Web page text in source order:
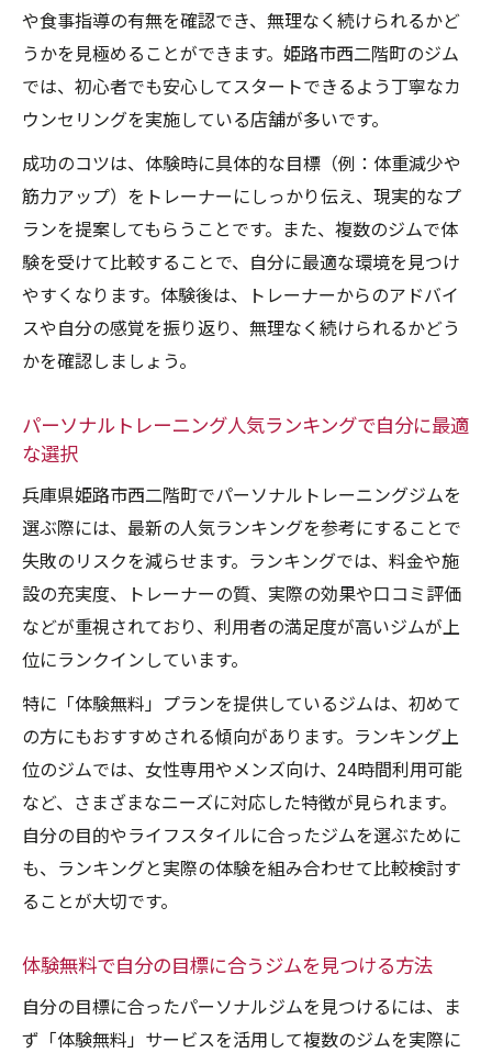
や食事指導の有無を確認でき、無理なく続けられるかど
うかを見極めることができます。姫路市西二階町のジム
では、初心者でも安心してスタートできるよう丁寧なカ
ウンセリングを実施している店舗が多いです。
成功のコツは、体験時に具体的な目標（例：体重減少や
筋力アップ）をトレーナーにしっかり伝え、現実的なプ
ランを提案してもらうことです。また、複数のジムで体
験を受けて比較することで、自分に最適な環境を見つけ
やすくなります。体験後は、トレーナーからのアドバイ
スや自分の感覚を振り返り、無理なく続けられるかどう
かを確認しましょう。
パーソナルトレーニング人気ランキングで自分に最適
な選択
兵庫県姫路市西二階町でパーソナルトレーニングジムを
選ぶ際には、最新の人気ランキングを参考にすることで
失敗のリスクを減らせます。ランキングでは、料金や施
設の充実度、トレーナーの質、実際の効果や口コミ評価
などが重視されており、利用者の満足度が高いジムが上
位にランクインしています。
特に「体験無料」プランを提供しているジムは、初めて
の方にもおすすめされる傾向があります。ランキング上
位のジムでは、女性専用やメンズ向け、24時間利用可能
など、さまざまなニーズに対応した特徴が見られます。
自分の目的やライフスタイルに合ったジムを選ぶために
も、ランキングと実際の体験を組み合わせて比較検討す
ることが大切です。
体験無料で自分の目標に合うジムを見つける方法
自分の目標に合ったパーソナルジムを見つけるには、ま
ず「体験無料」サービスを活用して複数のジムを実際に